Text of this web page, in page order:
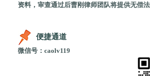
资料，审查通过后曹刚律师团队将提供无偿
便捷通道
微信号：caolv119